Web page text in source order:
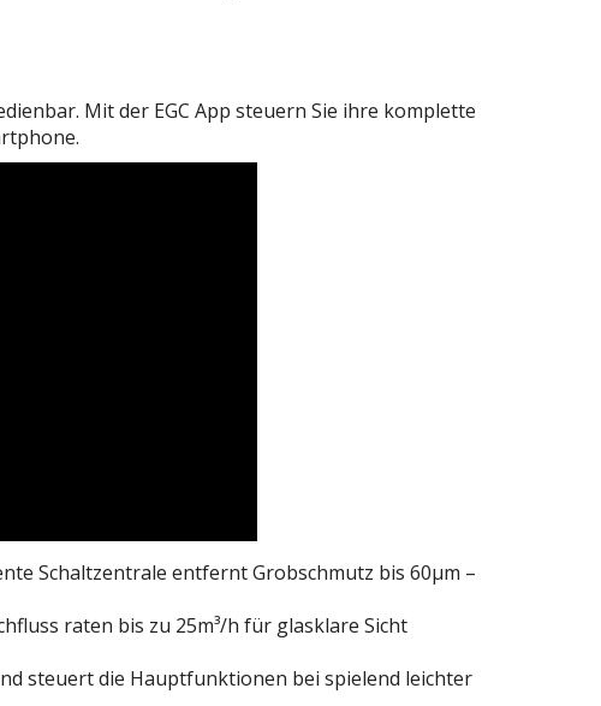
Mit der EGC App steuern Sie ihre komplette
Schaltzentrale entfernt Grobschmutz bis 60µm –
raten bis zu 25m³/h für glasklare Sicht
steuert die Hauptfunktionen bei spielend leichter